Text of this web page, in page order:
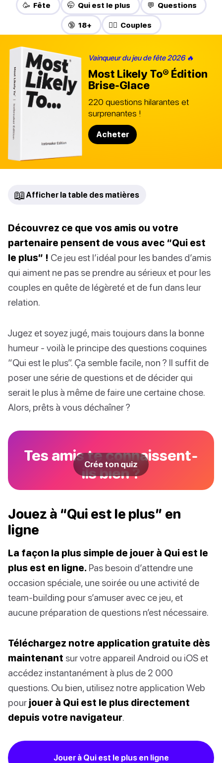
🥳 Fête 🤭 Qui est le plus 💬 Questions
🔞 18+ ❤️‍🔥 Couples
Vainqueur du jeu de fête 2026 🔥
Most Likely To® Édition
Brise-Glace
220 questions hilarantes et
surprenantes !
Acheter
📖 Afficher la table des matières
Découvrez ce que vos amis ou votre
partenaire pensent de vous avec “Qui est
le plus” ! Ce jeu est l’idéal pour les bandes d’amis
qui aiment ne pas se prendre au sérieux et pour les
couples en quête de légèreté et de fun dans leur
relation.
Jugez et soyez jugé, mais toujours dans la bonne
humeur - voilà le principe des questions coquines
“Qui est le plus”. Ça semble facile, non ? Il suffit de
poser une série de questions et de décider qui
serait le plus à même de faire une certaine chose.
Alors, prêts à vous déchaîner ?
Tes amis te connaissent-
ils bien ?
Crée ton quiz
Jouez à “Qui est le plus” en
ligne
La façon la plus simple de jouer à Qui est le
plus est en ligne. Pas besoin d’attendre une
occasion spéciale, une soirée ou une activité de
team-building pour s’amuser avec ce jeu, et
aucune préparation de questions n’est nécessaire.
Téléchargez notre application gratuite dès
maintenant sur votre appareil Android ou iOS et
accédez instantanément à plus de 2 000
questions. Ou bien, utilisez notre application Web
pour jouer à Qui est le plus directement
depuis votre navigateur.
Jouer à Qui est le plus en ligne